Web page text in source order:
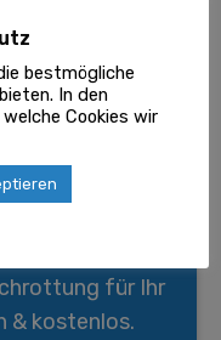
Ihr
für Ihr
& kostenlos.
bestmögliche
In den
Cookies wir